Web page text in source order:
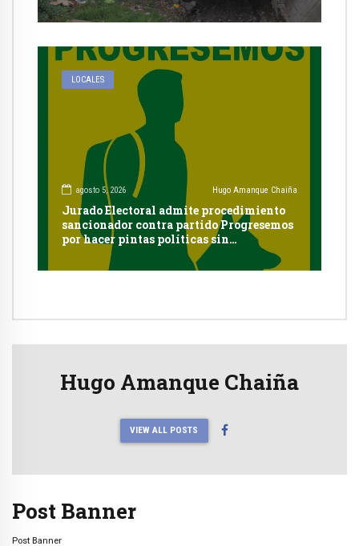
LOCALES
agosto 5, 2026 Hugo Amanque Chaiña
Jurado Electoral admite procedimiento
sancionador contra partido Progresemos
por hacer pintas políticas sin
autorización en Cayma
Hugo Amanque Chaiña
VIEW ALL POSTS
Post Banner
Post Banner